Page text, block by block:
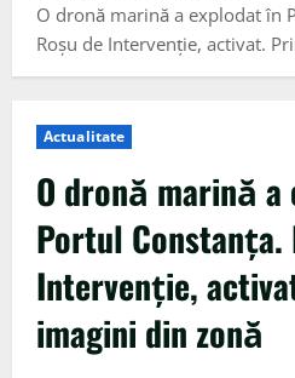
O dronă marină a explodat în
Roșu de Intervenție, activat.
Actualitate
O dronă marină a
Portul Constanța.
Intervenție,
imagini din zonă